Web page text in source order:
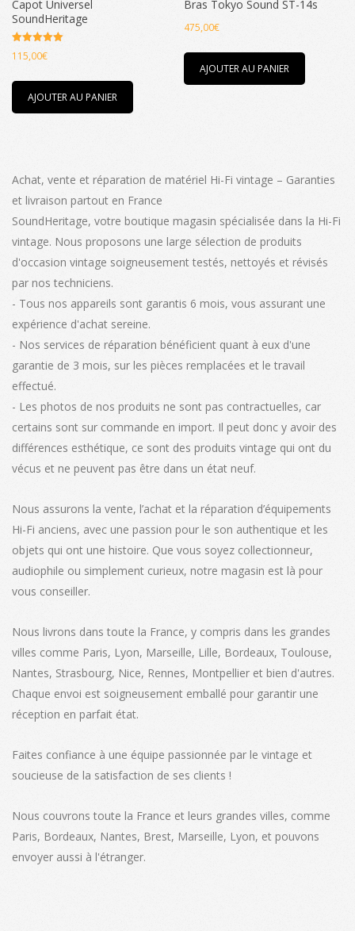
Capot Universel
SoundHeritage
Note
5.00
115,00€
AJOUTER AU PANIER
Bras Tokyo Sound ST-14s
475,00€
AJOUTER AU PANIER
Achat, vente et réparation de matériel Hi-Fi vintage – Garanties
et livraison partout en France
SoundHeritage, votre boutique magasin spécialisée dans la Hi-Fi
vintage. Nous proposons une large sélection de produits
d'occasion vintage soigneusement testés, nettoyés et révisés
par nos techniciens.
- Tous nos appareils sont garantis 6 mois, vous assurant une
expérience d'achat sereine.
- Nos services de réparation bénéficient quant à eux d'une
garantie de 3 mois, sur les pièces remplacées et le travail
effectué.
- Les photos de nos produits ne sont pas contractuelles, car
certains sont sur commande en import. Il peut donc y avoir des
différences esthétique, ce sont des produits vintage qui ont du
vécus et ne peuvent pas être dans un état neuf.
Nous assurons la vente, l’achat et la réparation d’équipements
Hi-Fi anciens, avec une passion pour le son authentique et les
objets qui ont une histoire. Que vous soyez collectionneur,
audiophile ou simplement curieux, notre magasin est là pour
vous conseiller.
Nous livrons dans toute la France, y compris dans les grandes
villes comme Paris, Lyon, Marseille, Lille, Bordeaux, Toulouse,
Nantes, Strasbourg, Nice, Rennes, Montpellier et bien d'autres.
Chaque envoi est soigneusement emballé pour garantir une
réception en parfait état.
Faites confiance à une équipe passionnée par le vintage et
soucieuse de la satisfaction de ses clients !
Nous couvrons toute la France et leurs grandes villes, comme
Paris, Bordeaux, Nantes, Brest, Marseille, Lyon, et pouvons
envoyer aussi à l'étranger.